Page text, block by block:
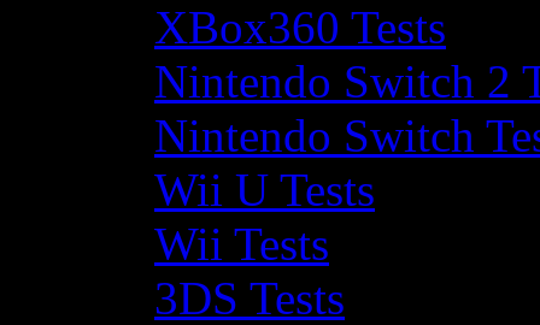
XBox360 Tests
Nintendo Switch 2
Nintendo Switch
Wii U Tests
Wii Tests
3DS Tests